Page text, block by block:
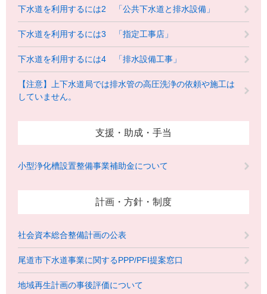
下水道を利用するには2 「公共下水道と排水設備」
下水道を利用するには3 「指定工事店」
下水道を利用するには4 「排水設備工事」
【注意】上下水道局では排水管の高圧洗浄の依頼や施工は
していません。
支援・助成・手当
小型浄化槽設置整備事業補助金について
計画・方針・制度
社会資本総合整備計画の公表
尾道市下水道事業に関するPPP/PFI提案窓口
地域再生計画の事後評価について